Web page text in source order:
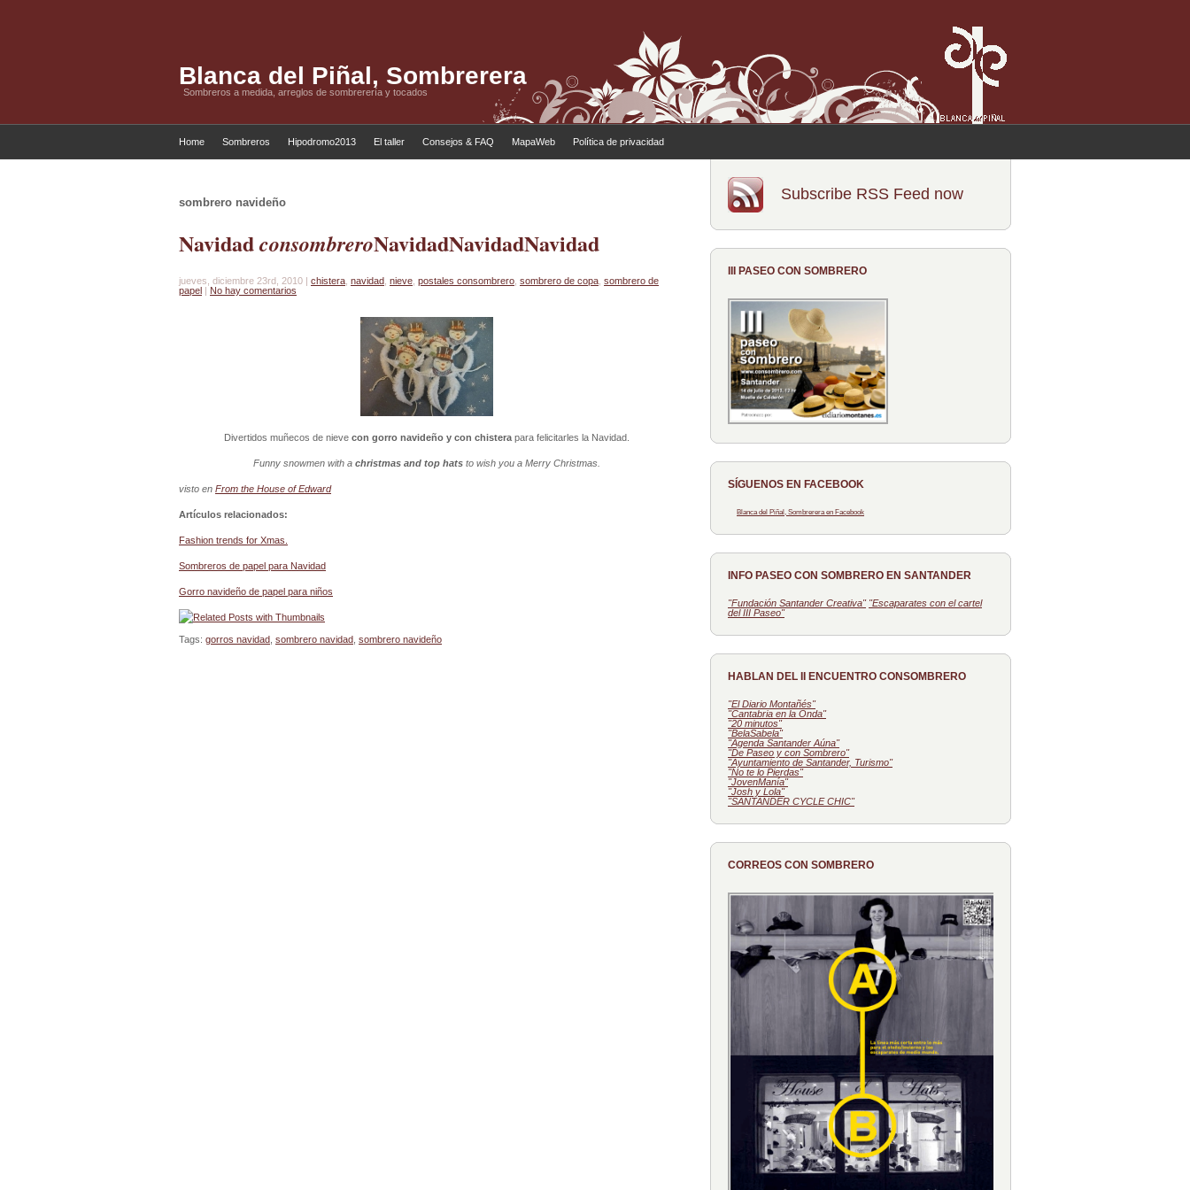
Blanca del Piñal, Sombrerera
Sombreros a medida, arreglos de sombrerería y tocados
Home Sombreros Hipodromo2013 El taller Consejos & FAQ MapaWeb Política de privacidad
sombrero navideño
NavidadconsombreroNavidadNavidadNavidad
jueves, diciembre 23rd, 2010 | chistera navidad nieve postales consombrero sombrero de copa sombrero de
papel | No hay comentarios
Divertidos muñecos de nieve con gorro navideño y con chistera para felicitarles la Navidad.
Funny snowmen with a christmas and top hats to wish you a Merry Christmas.
visto en From the House of Edward
Artículos relacionados:
Fashion trends for Xmas.
Sombreros de papel para Navidad
Gorro navideño de papel para niños
Tags: gorros navidad sombrero navidad sombrero navideño
Subscribe RSS Feed now
III PASEO CON SOMBRERO
SÍGUENOS EN FACEBOOK
Blanca del Piñal, Sombrerera en Facebook
INFO PASEO CON SOMBRERO EN SANTANDER
"Fundación Santander Creativa" "Escaparates con el cartel
del III Paseo"
HABLAN DEL II ENCUENTRO CONSOMBRERO
"El Diario Montañés"
"Cantabria en la Onda"
"20 minutos"
"BelaSabela"
"Agenda Santander Aúna"
"De Paseo y con Sombrero"
"Ayuntamiento de Santander, Turismo"
"No te lo Pierdas"
"JovenManía"
"Josh y Lola"
"SANTANDER CYCLE CHIC"
CORREOS CON SOMBRERO